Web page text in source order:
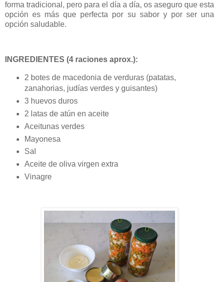
forma tradicional, pero para el día a día, os aseguro que esta
opción es más que perfecta por su sabor y por ser una
opción saludable.
INGREDIENTES (4 raciones aprox.):
2 botes de macedonia de verduras (patatas,
zanahorias, judías verdes y guisantes)
3 huevos duros
2 latas de atún en aceite
Aceitunas verdes
Mayonesa
Sal
Aceite de oliva virgen extra
Vinagre